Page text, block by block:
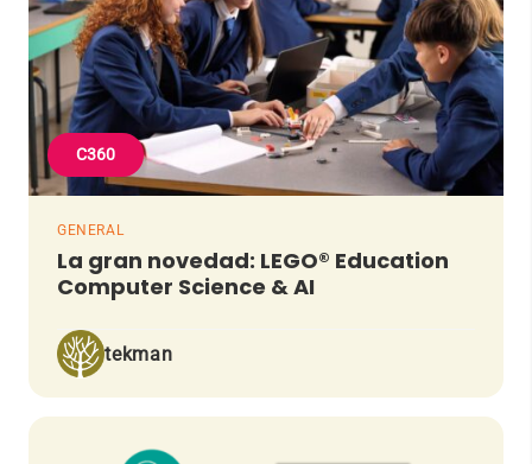
C360
GENERAL
La gran novedad: LEGO® Education
Computer Science & AI
tekman